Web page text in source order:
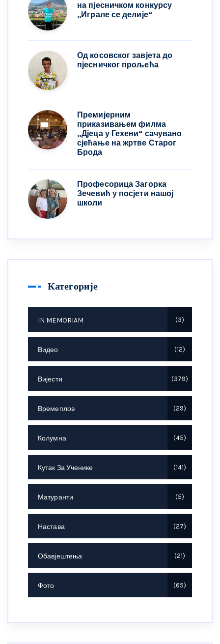
на пјесничком конкурсу
,,Играле се делије“
Од косовског завјета до
пјесничког прољећа
Премијерним
приказивањем филма
„Дјеца у Гехени“ сачувано
сјећање на жртве Старог
Брода
Професорица Загорка
Зечевић у посјети нашој
школи
Категорије
IN MEMORIAM 3
Видео 12
Вијести 379
Времеплов 29
Колумна 45
Кутак За Ученике 141
Матуранти 5
Настава 27
Обавјештења 21
Фото 65